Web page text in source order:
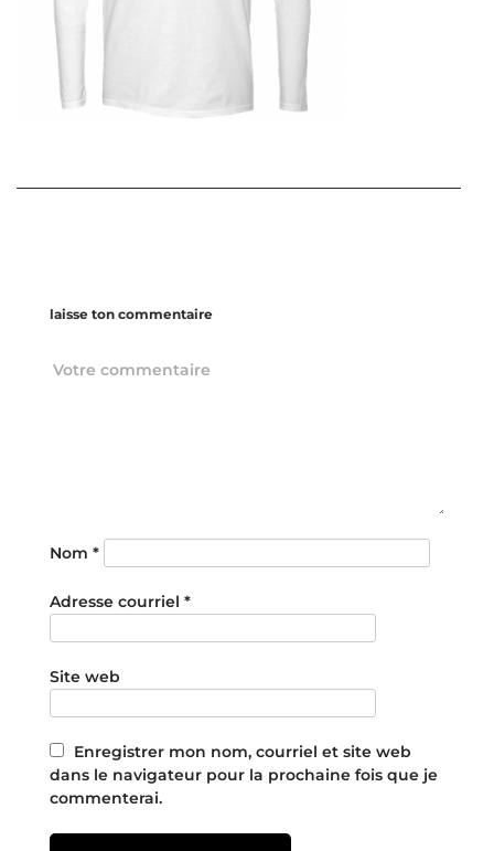
laisse ton commentaire
Nom *
Adresse courriel *
Site web
Enregistrer mon nom, courriel et site web
dans le navigateur pour la prochaine fois que je
commenterai.